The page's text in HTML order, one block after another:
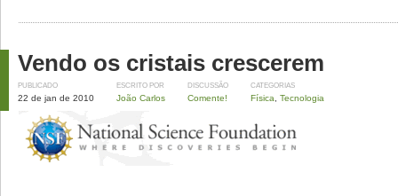
Vendo os cristais crescerem
PUBLICADO
22 de jan de 2010
ESCRITO POR
João Carlos
DISCUSSÃO
Comente!
CATEGORIAS
Física Tecnologia